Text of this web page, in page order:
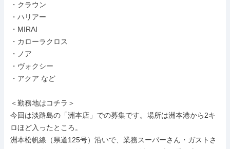
・クラウン
・ハリアー
・MIRAI
・カローラクロス
・ノア
・ヴォクシー
・アクア など
＜勤務地はコチラ＞
今回は淡路島の「洲本店」での募集です。場所は洲本港から2キ
ロほど入ったところ。
洲本松帆線（県道125号）沿いで、業務スーパーさん・ガストさ